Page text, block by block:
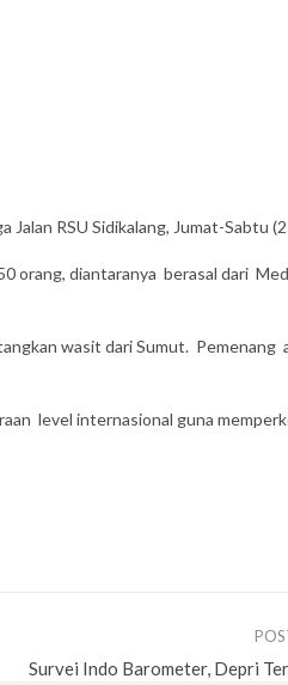
RSU Sidikalang, Jumat-Sabtu
orang, diantaranya berasal dari
wasit dari Sumut. Pemenang
level internasional guna
Survei Indo Barometer, Depri